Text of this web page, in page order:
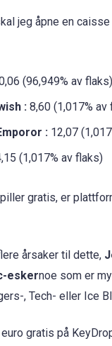
jeg åpne en caisse
(96,949% av flaks)
: 8,60 (1,017% av
: 12,07
(1,017% av flaks)
gratis, er
årsaker til dette,
eskernoe som er
, Tech- eller Ice
euro gratis på